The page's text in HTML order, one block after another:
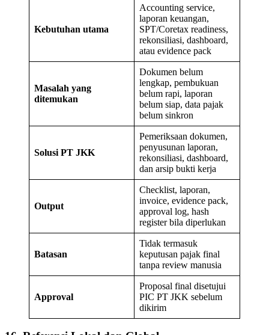
Kebutuhan utama
Accounting service,
laporan keuangan,
SPT/Coretax readiness,
rekonsiliasi, dashboard,
atau evidence pack
Masalah yang
ditemukan
Dokumen belum
lengkap, pembukuan
belum rapi, laporan
belum siap, data pajak
belum sinkron
Solusi PT JKK
Pemeriksaan dokumen,
penyusunan laporan,
rekonsiliasi, dashboard,
dan arsip bukti kerja
Output
Checklist, laporan,
invoice, evidence pack,
approval log, hash
register bila diperlukan
Batasan
Tidak termasuk
keputusan pajak final
tanpa review manusia
Approval
Proposal final disetujui
PIC PT JKK sebelum
dikirim